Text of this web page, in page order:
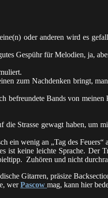
oder anderen wird es
Gespühr für Melodien, ja,
zum Nachdenken bringt,
Bands von
Strasse gewagt haben, um
wenig an „Tag des
ist keine leichte Sprache.
Zuhören und nicht
Gitarren, präsize
werPascow mag, kann hier